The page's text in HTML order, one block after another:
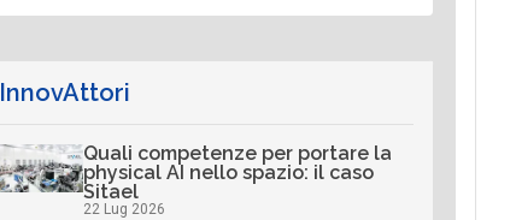
InnovAttori
Quali competenze per portare la
physical AI nello spazio: il caso
Sitael
22 Lug 2026